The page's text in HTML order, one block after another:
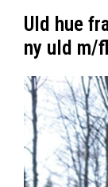
Uld hue
ny uld m/